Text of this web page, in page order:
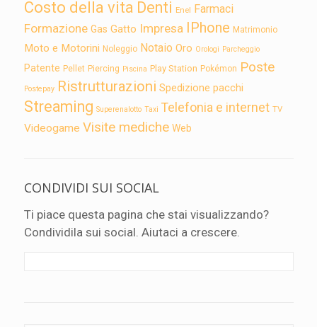
Costo della vita Denti Enel Farmaci
Formazione Gas Gatto Impresa IPhone Matrimonio
Moto e Motorini Noleggio Notaio Oro Orologi Parcheggio
Patente Pellet Piercing Piscina Play Station Pokémon Poste
Postepay Ristrutturazioni Spedizione pacchi
Streaming Superenalotto Taxi Telefonia e internet TV
Videogame Visite mediche Web
CONDIVIDI SUI SOCIAL
Ti piace questa pagina che stai visualizzando?
Condividila sui social. Aiutaci a crescere.